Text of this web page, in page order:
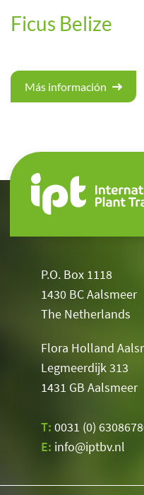
Ficus Belize
Más información
P.O. Box 1118
1430 BC Aalsmeer
The Netherlands
Flora Holland
Legmeerdijk 313
1431 GB Aalsmeer
T: 0031 (0)
E: info@iptbv.nl